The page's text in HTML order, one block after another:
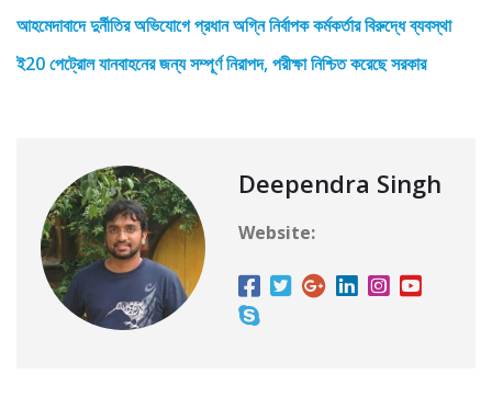
আহমেদাবাদে দুর্নীতির অভিযোগে প্রধান অগ্নি নির্বাপক কর্মকর্তার বিরুদ্ধে ব্যবস্থা
ই20 পেট্রোল যানবাহনের জন্য সম্পূর্ণ নিরাপদ, পরীক্ষা নিশ্চিত করেছে সরকার
Deependra Singh
Website: